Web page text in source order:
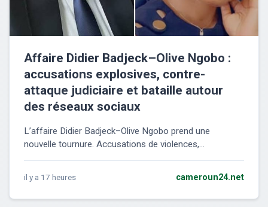
Affaire Didier Badjeck–Olive Ngobo :
accusations explosives, contre-
attaque judiciaire et bataille autour
des réseaux sociaux
L’affaire Didier Badjeck–Olive Ngobo prend une
nouvelle tournure. Accusations de violences,...
il y a 17 heures cameroun24.net